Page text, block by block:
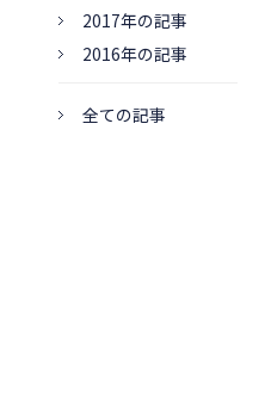
2017年の記事
2016年の記事
全ての記事